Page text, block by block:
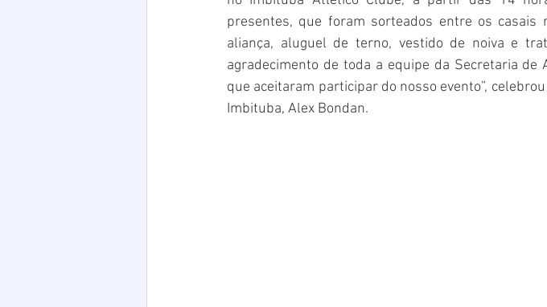
presentes, que foram sorteados entre os
aliança, aluguel de terno, vestido de noiva e
agradecimento de toda a equipe da Secretaria de
que aceitaram participar do nosso evento”,
Imbituba, Alex Bondan.